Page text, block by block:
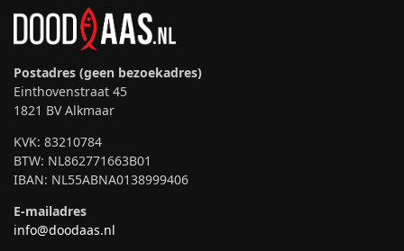
Postadres (geen bezoekadres)
Einthovenstraat 45
1821 BV Alkmaar
KVK: 83210784
BTW: NL862771663B01
IBAN: NL55ABNA0138999406
E-mailadres
info@doodaas.nl